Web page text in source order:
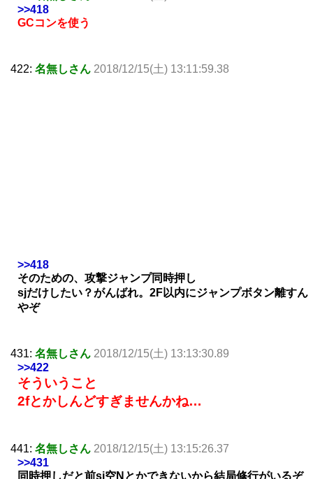
>>418
GCコンを使う
422: 名無しさん 2018/12/15(土) 13:11:59.38
>>418
そのための、攻撃ジャンプ同時押し
sjだけしたい？がんばれ。2F以内にジャンプボタン離すん
やぞ
431: 名無しさん 2018/12/15(土) 13:13:30.89
>>422
そういうこと
2fとかしんどすぎませんかね…
441: 名無しさん 2018/12/15(土) 13:15:26.37
>>431
同時押しだと前sj空Nとかできないから結局修行がいるぞ